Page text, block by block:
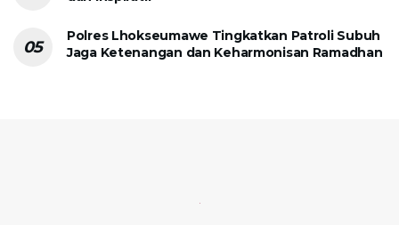
Polres Lhokseumawe Tingkatkan Patroli Subuh
Jaga Ketenangan dan Keharmonisan Ramadhan